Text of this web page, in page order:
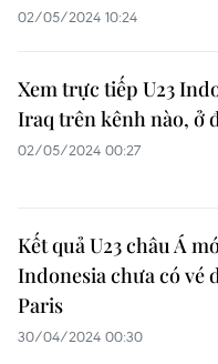
02/05/2024 10:24
Xem trực tiếp U23
Iraq trên kênh nào, ở
02/05/2024 00:27
Kết quả U23 châu Á
Indonesia chưa có vé
Paris
30/04/2024 00:30